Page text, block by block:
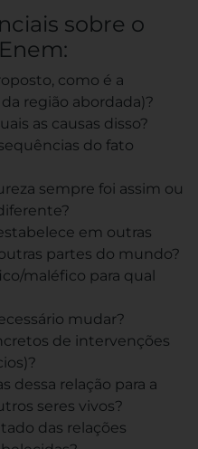
sobre o
como é a
região abordada)?
as causas disso?
do fato
sempre foi assim ou
em outras
partes do mundo?
maléfico para qual
mudar?
de intervenções
dessa relação para a
seres vivos?
das relações